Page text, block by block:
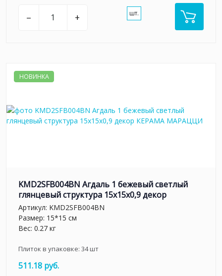
– + шт.
НОВИНКА
KMD2SFB004BN Агдаль 1 бежевый светлый
глянцевый структура 15x15x0,9 декор
Артикул: KMD2SFB004BN
Размер: 15*15 см
Вес: 0.27 кг
Плиток в упаковке: 34шт
511.18 руб.